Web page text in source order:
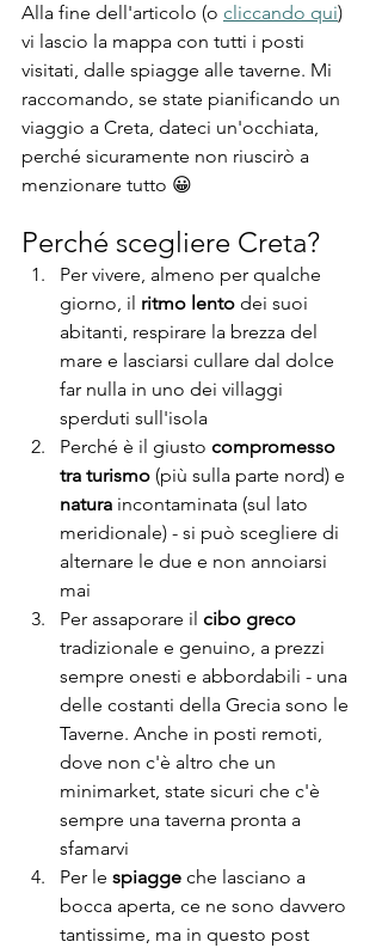
Alla fine dell'articolo (o cliccando qui)
vi lascio la mappa con tutti i posti
visitati, dalle spiagge alle taverne. Mi
raccomando, se state pianificando un
viaggio a Creta, dateci un'occhiata,
perché sicuramente non riuscirò a
menzionare tutto 😀
Perché scegliere Creta?
Per vivere, almeno per qualche
giorno, il ritmo lento dei suoi
abitanti, respirare la brezza del
mare e lasciarsi cullare dal dolce
far nulla in uno dei villaggi
sperduti sull'isola
Perché è il giusto compromesso
tra turismo (più sulla parte nord) e
natura incontaminata (sul lato
meridionale) - si può scegliere di
alternare le due e non annoiarsi
mai
Per assaporare il cibo greco
tradizionale e genuino, a prezzi
sempre onesti e abbordabili - una
delle costanti della Grecia sono le
Taverne. Anche in posti remoti,
dove non c'è altro che un
minimarket, state sicuri che c'è
sempre una taverna pronta a
sfamarvi
Per le spiagge che lasciano a
bocca aperta, ce ne sono davvero
tantissime, ma in questo post